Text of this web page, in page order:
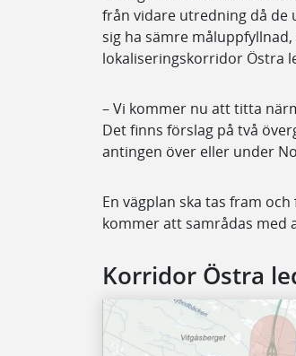
från vidare utredning då de
sig ha sämre
lokaliseringskorridor Östra
– Vi kommer nu att titta
Det finns förslag på två
antingen över eller under
En vägplan ska tas fram
kommer att samrådas med
Korridor Östra